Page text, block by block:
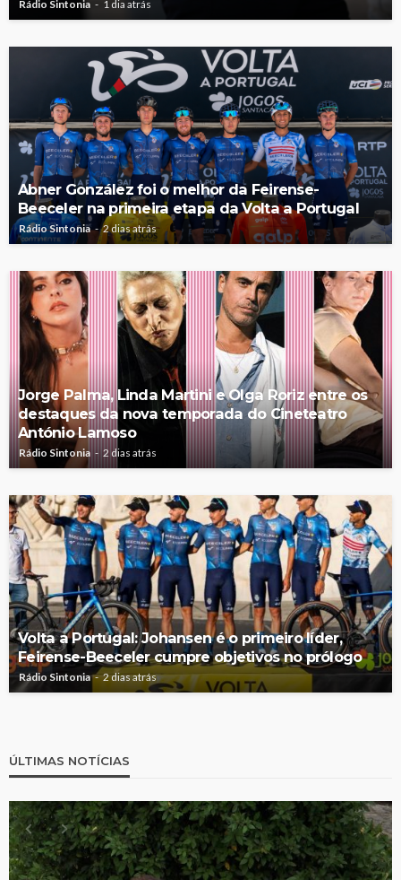
Rádio Sintonia 1 dia atrás
Abner González foi o melhor da Feirense-
Beeceler na primeira etapa da Volta a Portugal
Rádio Sintonia 2 dias atrás
Jorge Palma, Linda Martini e Olga Roriz entre os
destaques da nova temporada do Cineteatro
António Lamoso
Rádio Sintonia 2 dias atrás
Volta a Portugal: Johansen é o primeiro líder,
Feirense-Beeceler cumpre objetivos no prólogo
Rádio Sintonia 2 dias atrás
ÚLTIMAS NOTÍCIAS